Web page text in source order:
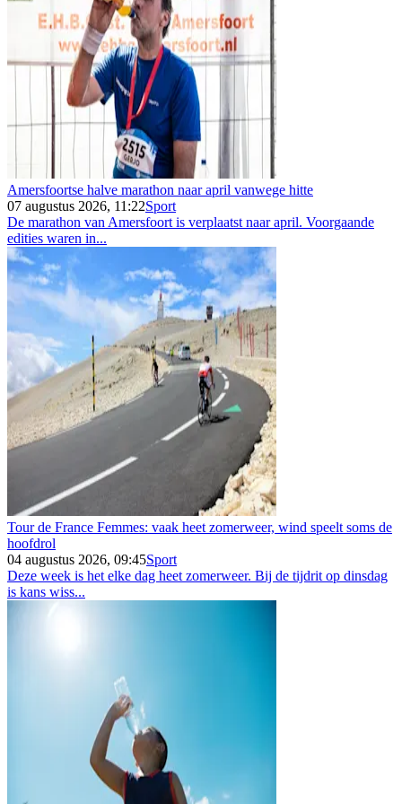
Amersfoortse halve marathon naar april vanwege hitte
07 augustus 2026, 11:22Sport
De marathon van Amersfoort is verplaatst naar april. Voorgaande
edities waren in...
Tour de France Femmes: vaak heet zomerweer, wind speelt soms de
hoofdrol
04 augustus 2026, 09:45Sport
Deze week is het elke dag heet zomerweer. Bij de tijdrit op dinsdag
is kans wiss...